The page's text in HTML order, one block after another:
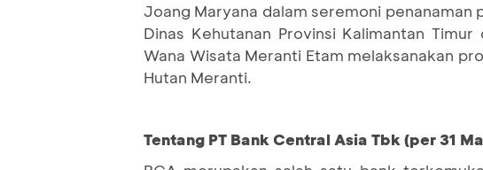
Joang Maryana dalam seremoni penanaman
Dinas Kehutanan Provinsi Kalimantan
Wana Wisata Meranti Etam melaksanakan
Hutan Meranti.
Tentang PT Bank Central Asia Tbk (per 31